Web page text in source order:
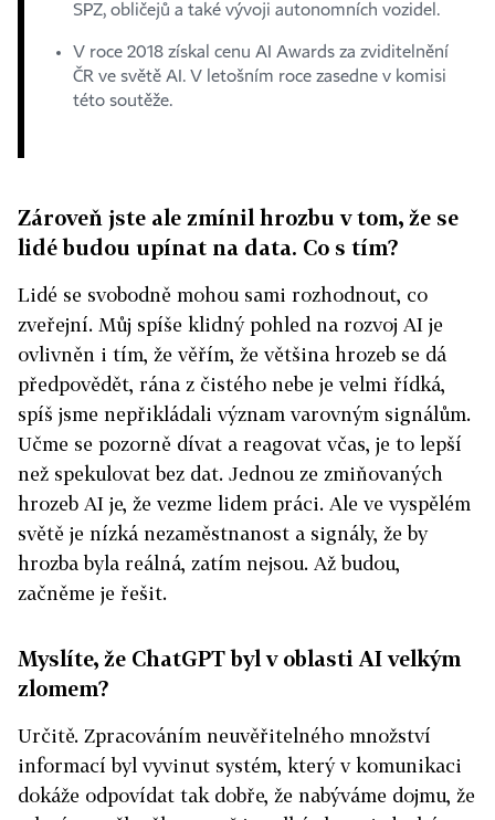
SPZ, obličejů a také vývoji autonomních vozidel.
V roce 2018 získal cenu AI Awards za zviditelnění
ČR ve světě AI. V letošním roce zasedne v komisi
této soutěže.
Zároveň jste ale zmínil hrozbu v tom, že se
lidé budou upínat na data. Co s tím?
Lidé se svobodně mohou sami rozhodnout, co
zveřejní. Můj spíše klidný pohled na rozvoj AI je
ovlivněn i tím, že věřím, že většina hrozeb se dá
předpovědět, rána z čistého nebe je velmi řídká,
spíš jsme nepřikládali význam varovným signálům.
Učme se pozorně dívat a reagovat včas, je to lepší
než spekulovat bez dat. Jednou ze zmiňovaných
hrozeb AI je, že vezme lidem práci. Ale ve vyspělém
světě je nízká nezaměstnanost a signály, že by
hrozba byla reálná, zatím nejsou. Až budou,
začněme je řešit.
Myslíte, že ChatGPT byl v oblasti AI velkým
zlomem?
Určitě. Zpracováním neuvěřitelného množství
informací byl vyvinut systém, který v komunikaci
dokáže odpovídat tak dobře, že nabýváme dojmu, že